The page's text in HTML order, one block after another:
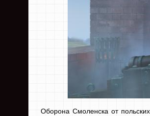
Оборона Смоленска от